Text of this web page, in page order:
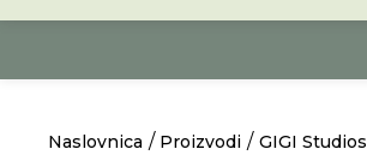
Naslovnica Proizvodi GIGI Studios